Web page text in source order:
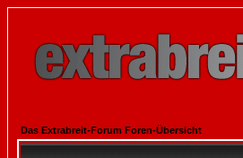
Das Extrabreit-Forum Foren-Übersicht